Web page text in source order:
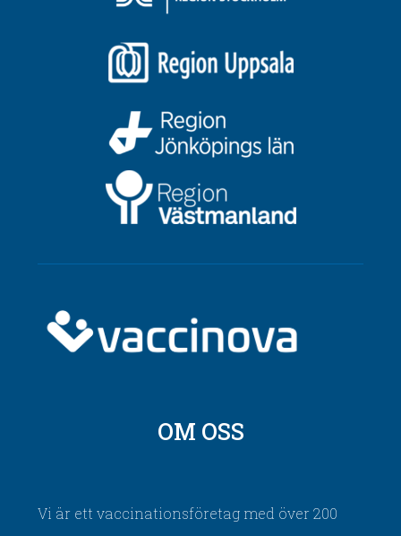
OM OSS
Vi är ett vaccinationsföretag med över 200